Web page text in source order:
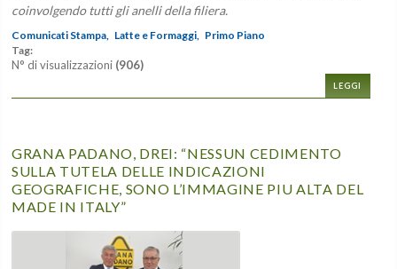
coinvolgendo tutti gli anelli della filiera.
Comunicati Stampa, Latte e Formaggi, Primo Piano
Tag:
N° di visualizzazioni (906)
LEGGI
GRANA PADANO, DREI: “NESSUN CEDIMENTO
SULLA TUTELA DELLE INDICAZIONI
GEOGRAFICHE, SONO L’IMMAGINE PIU ALTA DEL
MADE IN ITALY”